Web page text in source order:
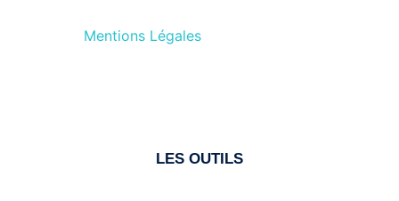
Mentions Légales
LES OUTILS